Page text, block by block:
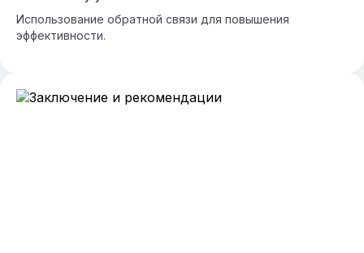
Использование обратной связи для повышения
эффективности.